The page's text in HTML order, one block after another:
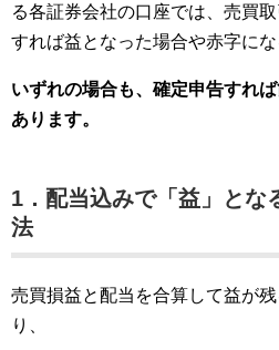
る各証券会社の口座では、売買
すれば益となった場合や赤字にな
いずれの場合も、確定申告すれ
あります。
1． 配当込みで「益」とな
法
売買損益と配当を合算して益が
り、